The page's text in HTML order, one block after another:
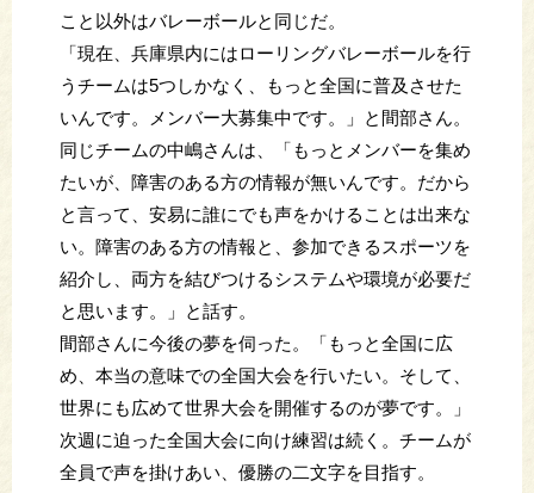
こと以外はバレーボールと同じだ。
「現在、兵庫県内にはローリングバレーボールを行
うチームは5つしかなく、もっと全国に普及させた
いんです。メンバー大募集中です。」と間部さん。
同じチームの中嶋さんは、「もっとメンバーを集め
たいが、障害のある方の情報が無いんです。だから
と言って、安易に誰にでも声をかけることは出来な
い。障害のある方の情報と、参加できるスポーツを
紹介し、両方を結びつけるシステムや環境が必要だ
と思います。」と話す。
間部さんに今後の夢を伺った。「もっと全国に広
め、本当の意味での全国大会を行いたい。そして、
世界にも広めて世界大会を開催するのが夢です。」
次週に迫った全国大会に向け練習は続く。チームが
全員で声を掛けあい、優勝の二文字を目指す。